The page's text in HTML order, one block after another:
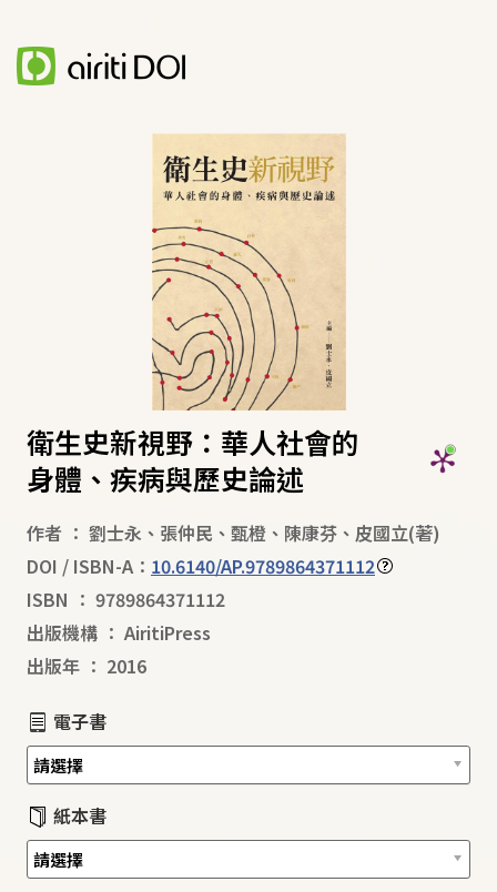
衛生史新視野：華人社會的
身體、疾病與歷史論述
作者 ： 劉士永 、 張仲民 、 甄橙 、 陳康芬 、 皮國立(著)
DOI / ISBN-A： 10.6140/AP.9789864371112
ISBN ： 9789864371112
出版機構 ： AiritiPress
出版年 ： 2016
電子書
紙本書